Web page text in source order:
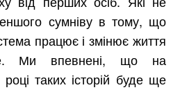
сумніву в тому, що
працює і змінює життя
Ми впевнені, що на
таких історій буде ще